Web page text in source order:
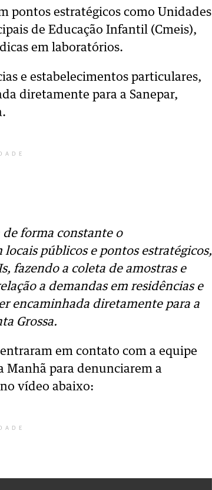
pontos estratégicos como Unidades
de Educação Infantil (Cmeis),
em laboratórios.
e estabelecimentos particulares,
diretamente para a Sanepar,
forma constante o
públicos e pontos estratégicos,
fazendo a coleta de amostras e
a demandas em residências e
encaminhada diretamente para a
Grossa.
em contato com a equipe
Manhã para denunciarem a
vídeo abaixo: